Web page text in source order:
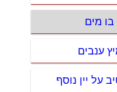
בו מים
ענבים
על יין נוסף